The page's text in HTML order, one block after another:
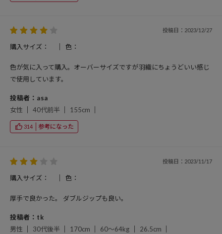
投稿日：2023/12/27
購入サイズ： 色：
色が気に入って購入。オーバーサイズですが羽織にちょうどいい感じ
で使用しています。
投稿者：asa
女性
40代前半 155cm
314 参考になった
投稿日：2023/11/17
購入サイズ： 色：
厚手で良かった。 ダブルジップも良い。
投稿者：tk
男性
30代後半 170cm 60～64kg 26.5cm